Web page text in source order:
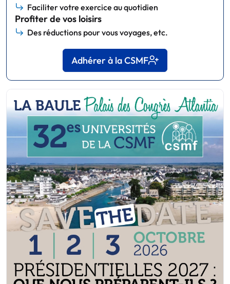
Faciliter votre exercice au quotidien
Profiter de vos loisirs
Des réductions pour vous voyages, etc.
Adhérer à la CSMF